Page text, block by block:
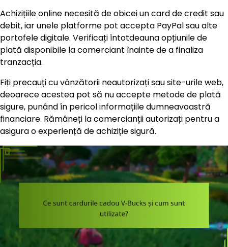
Achizițiile online necesită de obicei un card de credit sau
debit, iar unele platforme pot accepta PayPal sau alte
portofele digitale. Verificați întotdeauna opțiunile de
plată disponibile la comerciant înainte de a finaliza
tranzacția.
Fiți precauți cu vânzătorii neautorizați sau site-urile web,
deoarece acestea pot să nu accepte metode de plată
sigure, punând în pericol informațiile dumneavoastră
financiare. Rămâneți la comercianții autorizați pentru a
asigura o experiență de achiziție sigură.